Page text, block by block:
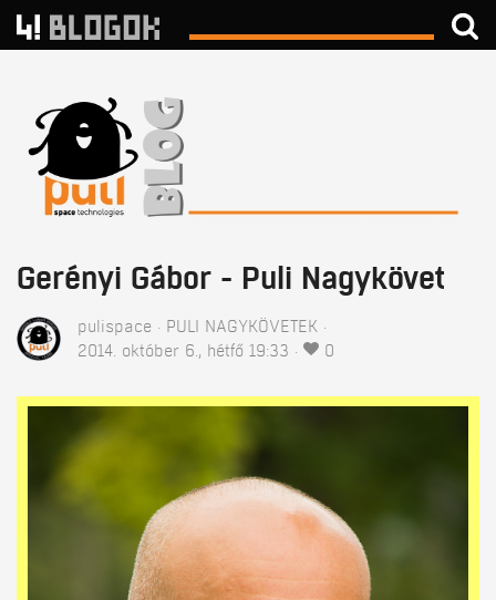
Gerényi Gábor - Puli Nagykövet
pulispace
PULI NAGYKÖVETEK
2014. október 6., hétfő 19:33
0